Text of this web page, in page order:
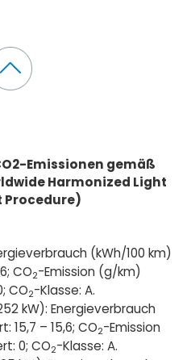
Emissionen gemäß
Harmonized Light
Procedure)
(kWh/100 km)
CO2-Emission (g/km)
CO2-Klasse: A.
kW): Energieverbrauch
15,7 – 15,6; CO2-Emission
0; CO2-Klasse: A.